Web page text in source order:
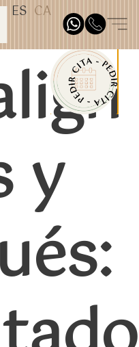
ES CA
y